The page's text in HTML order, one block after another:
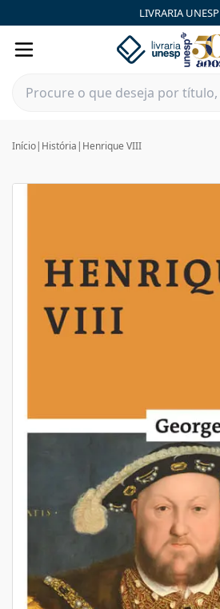
LIVRARIA UNESP
Início| História | Henrique VIII